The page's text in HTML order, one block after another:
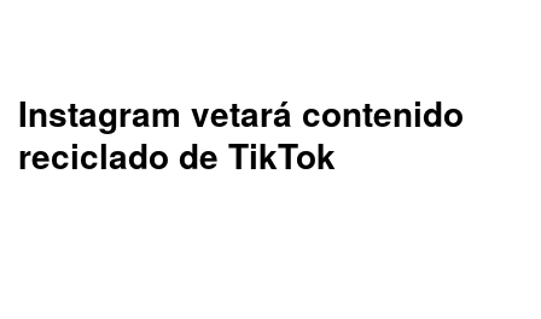
Instagram vetará contenido
reciclado de TikTok